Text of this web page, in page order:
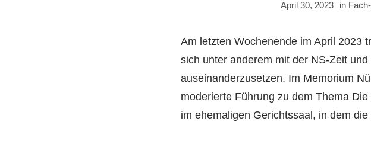
April 30, 2023 in
Am letzten Wochenende im April 2023
sich unter anderem mit der NS-Zeit
auseinanderzusetzen. Im Memorium
moderierte Führung zu dem Thema
im ehemaligen Gerichtssaal, in dem